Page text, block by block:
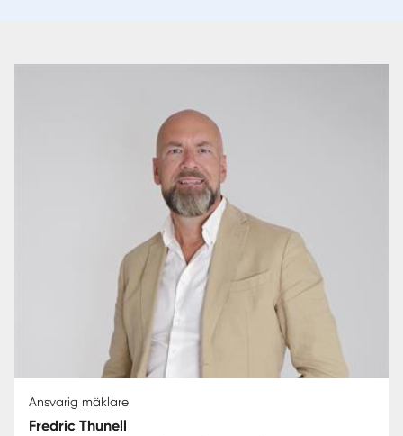
Ansvarig mäklare
Fredric Thunell